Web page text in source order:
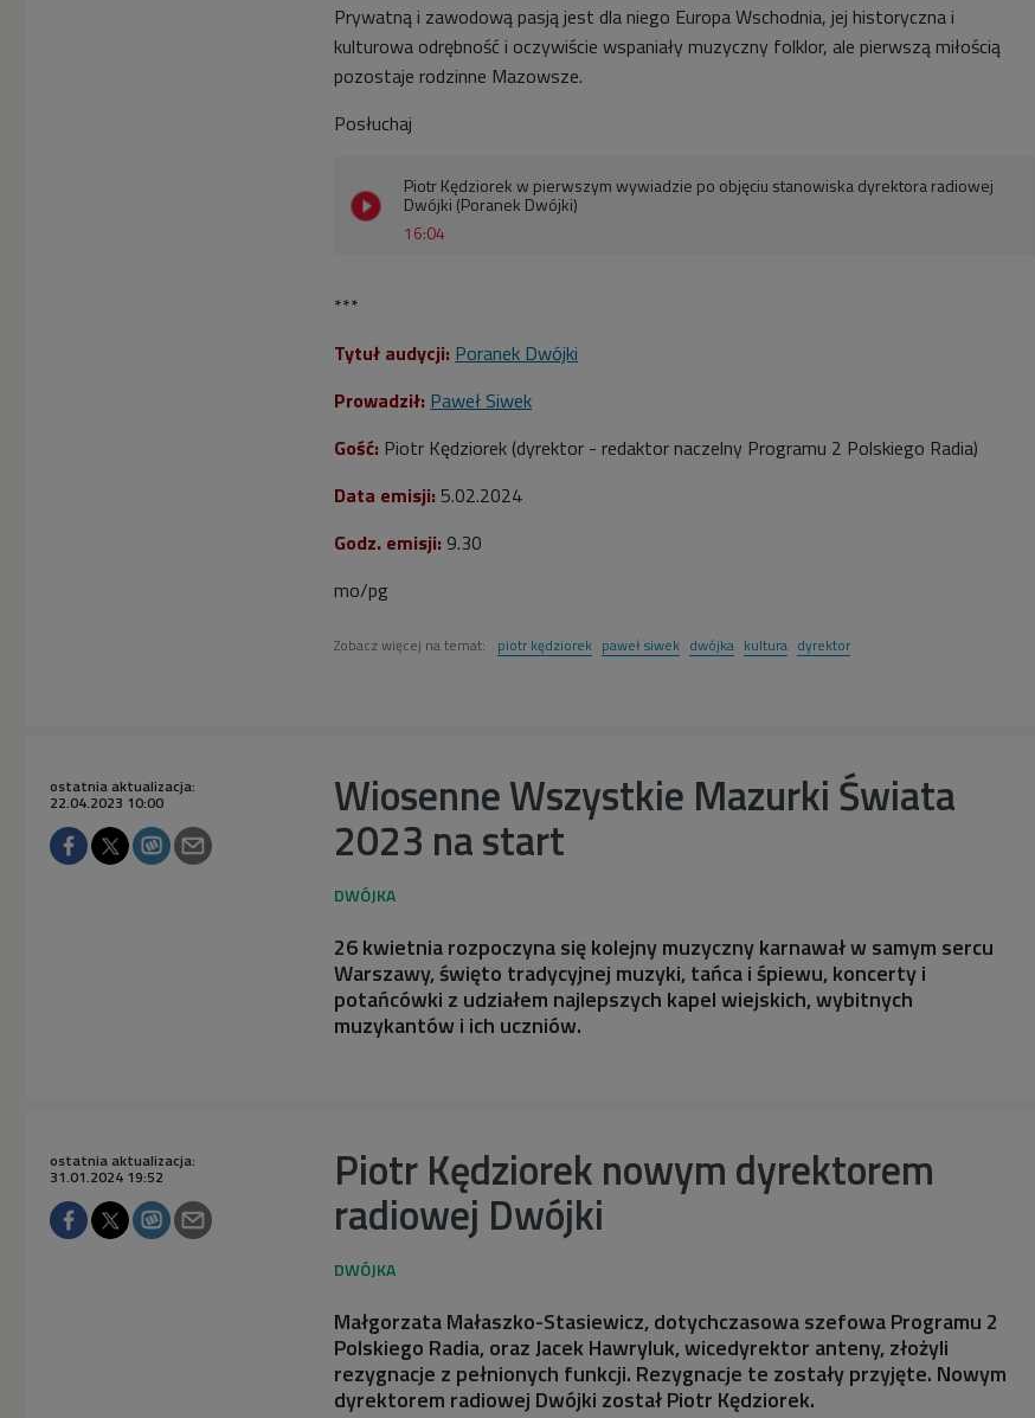
Prywatną i zawodową pasją jest dla niego Europa Wschodnia, jej historyczna i
kulturowa odrębność i oczywiście wspaniały muzyczny folklor, ale pierwszą miłością
pozostaje rodzinne Mazowsze.
Posłuchaj
16:04
Piotr Kędziorek w pierwszym wywiadzie po objęciu stanowiska dyrektora radiowej
Dwójki (Poranek Dwójki)
***
Tytuł audycji: Poranek Dwójki
Prowadził: Paweł Siwek
Gość: Piotr Kędziorek (dyrektor - redaktor naczelny Programu 2 Polskiego Radia)
Data emisji: 5.02.2024
Godz. emisji: 9.30
mo/pg
Zobacz więcej na temat: piotr kędziorek paweł siwek dwójka kultura dyrektor
Wiosenne Wszystkie Mazurki Świata
2023 na start
ostatnia aktualizacja:
22.04.2023 10:00
26 kwietnia rozpoczyna się kolejny muzyczny karnawał w samym sercu
Warszawy, święto tradycyjnej muzyki, tańca i śpiewu, koncerty i
potańcówki z udziałem najlepszych kapel wiejskich, wybitnych
muzykantów i ich uczniów.
Piotr Kędziorek nowym dyrektorem
radiowej Dwójki
ostatnia aktualizacja:
31.01.2024 19:52
Małgorzata Małaszko-Stasiewicz, dotychczasowa szefowa Programu 2
Polskiego Radia, oraz Jacek Hawryluk, wicedyrektor anteny, złożyli
rezygnacje z pełnionych funkcji. Rezygnacje te zostały przyjęte. Nowym
dyrektorem radiowej Dwójki został Piotr Kędziorek.